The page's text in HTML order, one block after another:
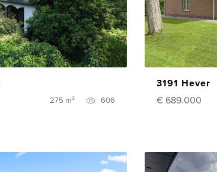
275 m² 606
3191 Hever
€ 689.000